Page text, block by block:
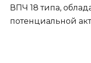
ВПЧ 18 типа,
потенциальной